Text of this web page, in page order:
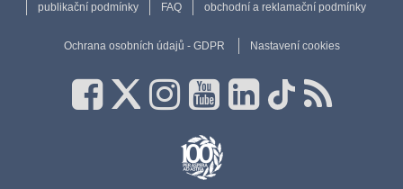
publikační podmínky
FAQ obchodní a reklamační podmínky
Ochrana osobních údajů - GDPR Nastavení cookies